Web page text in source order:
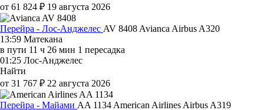
от 61 824 ₽ 19 августа 2026
Перейра - Лос-Анджелес AV 8408 Avianca Airbus A320
13:59 Матекана
в пути 11 ч 26 мин 1 пересадка
01:25 Лос-Анджелес
Найти
от 31 767 ₽ 22 августа 2026
Перейра - Майами AA 1134 American Airlines Airbus A319